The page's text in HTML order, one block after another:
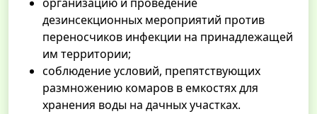
дезинсекционных мероприятий против
переносчиков инфекции на принадлежащей
им территории;
соблюдение условий, препятствующих
размножению комаров в емкостях для
хранения воды на дачных участках.